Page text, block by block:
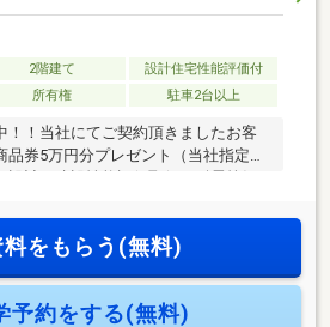
2階建て
設計住宅性能評価付
所有権 駐車2台以上
！！当社にてご契約頂きましたお客
券5万円分プレゼント（当社指定と
設計・建設性能評価取得・耐震等級
軽にお問い合わせ下さい！（勤続年
ない方等）大手不動産勤務の経験と
タッフにお任せ下さい当社は「説
お客様が「納得」出来る営業を行い
料をもらう(無料)
予約をする(無料)